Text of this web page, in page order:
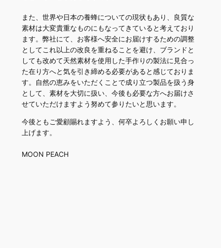
また、世界や日本の養蜂についての現状もあり、良質な
素材は大変貴重なものにもなってきていると考えており
ます。弊社にて、お客様へ安全にお届けするための調整
としてこれ以上の改良を重ねることを避け、ブランドと
しても改めて天然素材を使用した手作りの製法に見合っ
た在り方へと気を引き締める必要があると感じておりま
す。自然の恵みをいただくことで成り立つ製品を扱う身
として、素材を大切に扱い、今後も必要な方へお届けさ
せていただけますよう努めて参りたいと思います。
今後ともご愛顧賜れますよう、何卒よろしくお願い申し
上げます。
MOON PEACH